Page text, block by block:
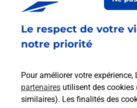
Le respect de votre
notre priorité
Pour améliorer votre expérience,
partenaires utilisent des cookies
similaires). Les finalités des
ouvre samedi à
PLACE DE LA MAIRIE
01370 MEILLONNAS
Malin !